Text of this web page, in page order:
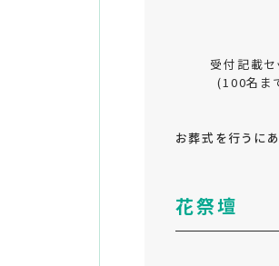
受付記載セ
(100名ま
お葬式を行うに
花祭壇